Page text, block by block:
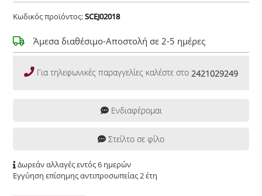
Κωδικός προϊόντος:SCEJ02018
Άμεσα διαθέσιμο-Αποστολή σε 2-5 ημέρες
Για τηλεφωνικές παραγγελίες καλέστε στο 2421029249
Ενδιαφέρομαι
Στείλτο σε φίλο
Δωρεάν αλλαγές εντός 6 ημερών
Εγγύηση επίσημης αντιπροσωπείας 2 έτη